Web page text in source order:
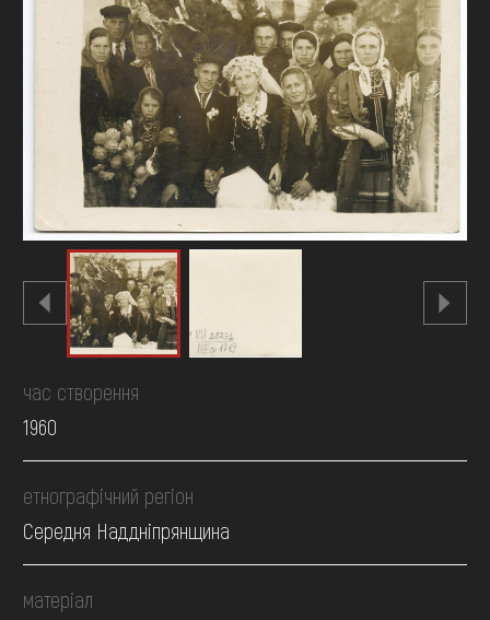
ОНЛАЙН-КРАМНИЦЯ
ПІДТРИМАТИ
час створення
1960
етнографічний регіон
Середня Наддніпрянщина
матеріал